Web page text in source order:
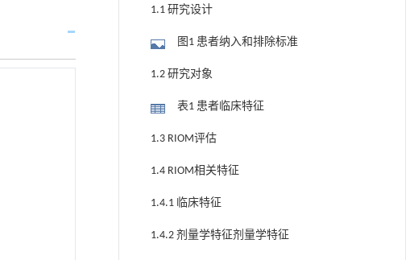
1.1 研究设计
图1 患者纳入和排除标准
1.2 研究对象
表1 患者临床特征
1.3 RIOM评估
1.4 RIOM相关特征
1.4.1 临床特征
1.4.2 剂量学特征剂量学特征